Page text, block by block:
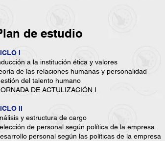
de estudio
I
a la institución ética y valores
de las relaciones humanas y personalidad
del talento humano
DE ACTULIZACIÓN I
II
y estructura de cargo
de personal según política de la empresa
personal según las políticas de la empresa